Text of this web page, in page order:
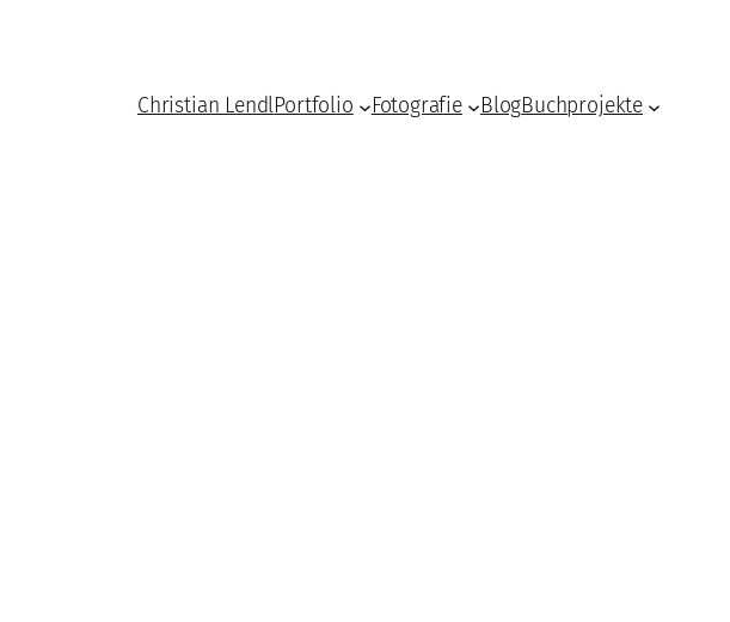
Christian LendlPortfolio Fotografie BlogBuchprojekte